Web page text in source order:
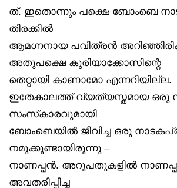
ത്. ഇതൊന്നും പക്ഷെ ബോംബെ
തിരക്കിൽ
ആമഗ്നനായ പവിത്രൻ
അതുപക്ഷെ കുരിയാക്കോസിന്റെ
തെറ്റായി കാണാമോ എന്നറിയില്ല.
ഇതേകാലത്ത് വ്യത്യസ്തമായ ഒരു
സംസ്‌കാരവുമായി
ബോംബെയിൽ ജീവിച്ച ഒരു
നമുക്കുണ്ടായിരുന്നു –
നാണപ്പൻ. അറുപതുകളിൽ
അവതരിപ്പിച്ച